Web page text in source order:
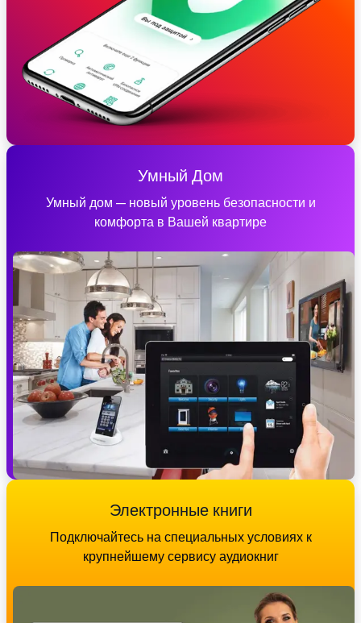
Умный Дом
Умный дом — новый уровень безопасности и
комфорта в Вашей квартире
Электронные книги
Подключайтесь на специальных условиях к
крупнейшему сервису аудиокниг